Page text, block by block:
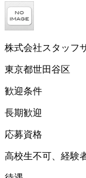
株式会社スタッフ
東京都世田谷区
歓迎条件
長期歓迎
応募資格
高校生不可、経験